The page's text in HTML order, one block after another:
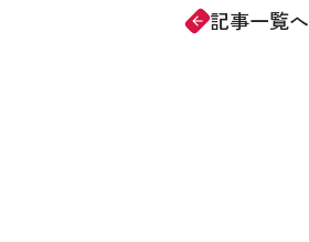
arrow_forward 記事一覧へ